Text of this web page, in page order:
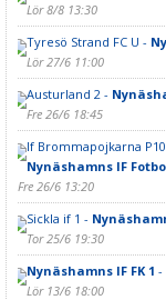
Lör 8/8 13:30
Tyresö Strand FC U -
Lör 27/6 11:00
Austurland 2 -
Fre 26/6 18:45
If Brommapojkarna
Nynäshamns IF
Fre 26/6 13:20
Sickla if 1 -
Tor 25/6 19:30
Nynäshamns IF FK 1 -
Lör 13/6 18:00